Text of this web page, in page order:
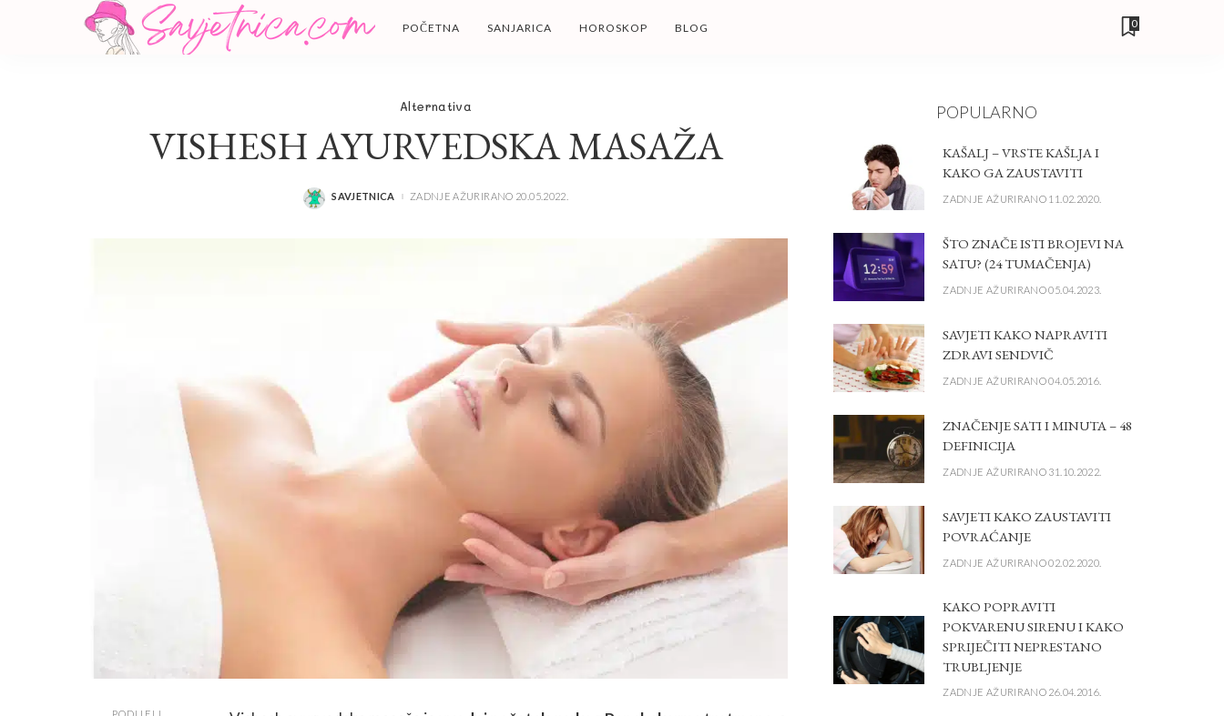
POČETNA SANJARICA HOROSKOP BLOG 0
Alternativa
VISHESH AYURVEDSKA MASAŽA
POSTED
SAVJETNICA ZADNJE AŽURIRANO 20.05.2022.
PODIJELI
POPULARNO
KAŠALJ – VRSTE KAŠLJA I
KAKO GA ZAUSTAVITI
ZADNJE AŽURIRANO 11.02.2020.
ŠTO ZNAČE ISTI BROJEVI NA
SATU? (24 TUMAČENJA)
ZADNJE AŽURIRANO 05.04.2023.
SAVJETI KAKO NAPRAVITI
ZDRAVI SENDVIČ
ZADNJE AŽURIRANO 04.05.2016.
ZNAČENJE SATI I MINUTA – 48
DEFINICIJA
ZADNJE AŽURIRANO 31.10.2022.
SAVJETI KAKO ZAUSTAVITI
POVRAĆANJE
ZADNJE AŽURIRANO 02.02.2020.
KAKO POPRAVITI
POKVARENU SIRENU I KAKO
SPRIJEČITI NEPRESTANO
TRUBLJENJE
ZADNJE AŽURIRANO 26.04.2016.